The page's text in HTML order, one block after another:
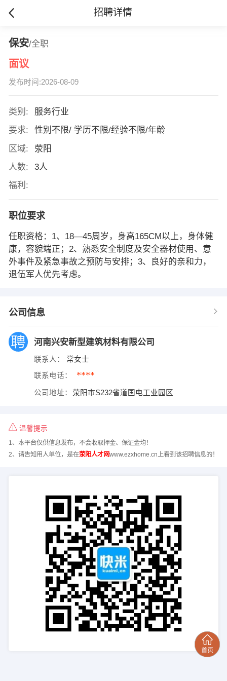
招聘详情
保安/全职
面议
发布时间:2026-08-09
类别:
服务行业
要求:
性别不限/ 学历不限/经验不限/年龄
区域:
荥阳
人数:
3人
福利:
职位要求
任职资格：1、18—45周岁，身高165CM以上，身体健
康，容貌端正；2、熟悉安全制度及安全器材使用、意
外事件及紧急事故之预防与安排；3、良好的亲和力，
退伍军人优先考虑。
公司信息
河南兴安新型建筑材料有限公司
联系人： 常女士
联系电话： ****
公司地址： 荥阳市S232省道国电工业园区
温馨提示
1、本平台仅供信息发布，不会收取押金、保证金均！
2、请告知用人单位，是在荥阳人才网www.ezxhome.cn上看到该招聘信息的！